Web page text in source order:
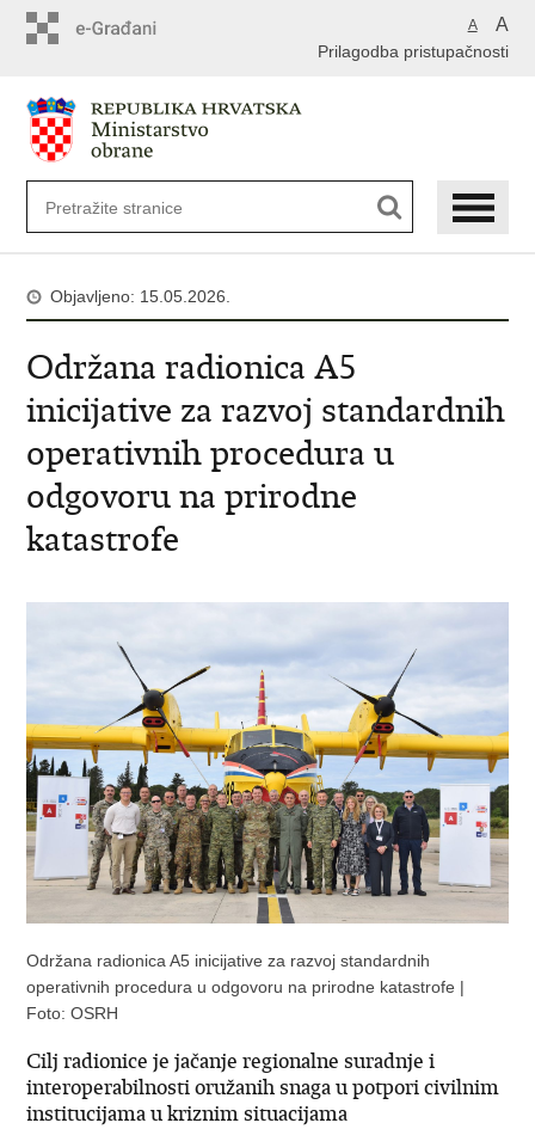
A A
Prilagodba pristupačnosti
Objavljeno: 15.05.2026.
Održana radionica A5
inicijative za razvoj standardnih
operativnih procedura u
odgovoru na prirodne
katastrofe
Održana radionica A5 inicijative za razvoj standardnih
operativnih procedura u odgovoru na prirodne katastrofe |
Foto: OSRH
Cilj radionice je jačanje regionalne suradnje i
interoperabilnosti oružanih snaga u potpori civilnim
institucijama u kriznim situacijama